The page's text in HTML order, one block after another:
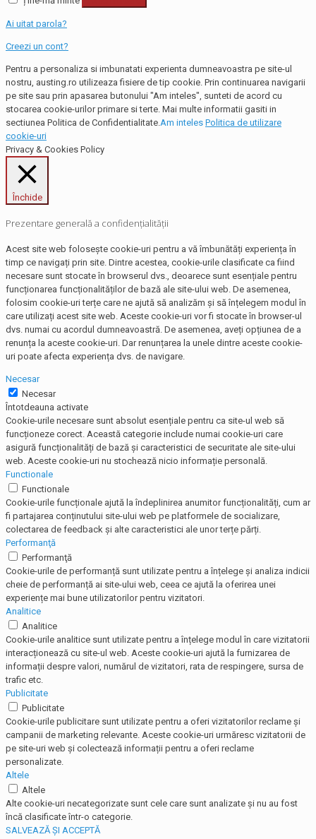
Ai uitat parola?
Creezi un cont?
Pentru a personaliza si imbunatati experienta dumneavoastra pe site-ul
nostru, austing.ro utilizeaza fisiere de tip cookie. Prin continuarea navigarii
pe site sau prin apasarea butonului "Am inteles", sunteti de acord cu
stocarea cookie-urilor primare si terte. Mai multe informatii gasiti in
sectiunea Politica de Confidentialitate. Am inteles Politica de utilizare
cookie-uri
Privacy & Cookies Policy
Închide
Prezentare generală a confidențialității
Acest site web folosește cookie-uri pentru a vă îmbunătăți experiența în
timp ce navigați prin site. Dintre acestea, cookie-urile clasificate ca fiind
necesare sunt stocate în browserul dvs., deoarece sunt esențiale pentru
funcționarea funcționalităților de bază ale site-ului web. De asemenea,
folosim cookie-uri terțe care ne ajută să analizăm și să înțelegem modul în
care utilizați acest site web. Aceste cookie-uri vor fi stocate în browser-ul
dvs. numai cu acordul dumneavoastră. De asemenea, aveți opțiunea de a
renunța la aceste cookie-uri. Dar renunțarea la unele dintre aceste cookie-
uri poate afecta experiența dvs. de navigare.
Necesar
Necesar
Întotdeauna activate
Cookie-urile necesare sunt absolut esențiale pentru ca site-ul web să
funcționeze corect. Această categorie include numai cookie-uri care
asigură funcționalități de bază și caracteristici de securitate ale site-ului
web. Aceste cookie-uri nu stochează nicio informație personală.
Functionale
Functionale
Cookie-urile funcționale ajută la îndeplinirea anumitor funcționalități, cum ar
fi partajarea conținutului site-ului web pe platformele de socializare,
colectarea de feedback și alte caracteristici ale unor terțe părți.
Performanţă
Performanţă
Cookie-urile de performanță sunt utilizate pentru a înțelege și analiza indicii
cheie de performanță ai site-ului web, ceea ce ajută la oferirea unei
experiențe mai bune utilizatorilor pentru vizitatori.
Analitice
Analitice
Cookie-urile analitice sunt utilizate pentru a înțelege modul în care vizitatorii
interacționează cu site-ul web. Aceste cookie-uri ajută la furnizarea de
informații despre valori, numărul de vizitatori, rata de respingere, sursa de
trafic etc.
Publicitate
Publicitate
Cookie-urile publicitare sunt utilizate pentru a oferi vizitatorilor reclame și
campanii de marketing relevante. Aceste cookie-uri urmăresc vizitatorii de
pe site-uri web și colectează informații pentru a oferi reclame
personalizate.
Altele
Altele
Alte cookie-uri necategorizate sunt cele care sunt analizate și nu au fost
încă clasificate într-o categorie.
SALVEAZĂ ȘI ACCEPTĂ